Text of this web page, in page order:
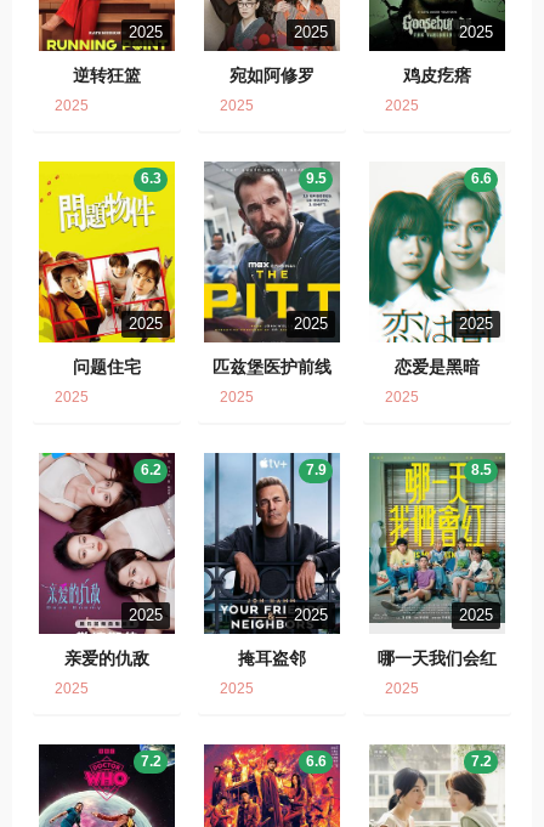
2025
逆转狂篮
2025
2025
宛如阿修罗
2025
2025
鸡皮疙瘩
2025
2025
问题住宅
6.3
2025
2025
匹兹堡医护前线
9.5
2025
2025
恋爱是黑暗
6.6
2025
2025
亲爱的仇敌
6.2
2025
2025
掩耳盗邻
7.9
2025
2025
哪一天我们会红
8.5
2025
7.2 6.6 7.2